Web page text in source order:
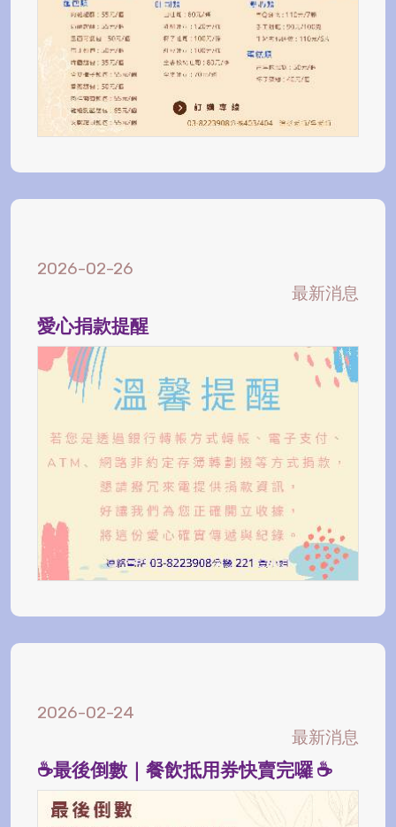
2026-02-26
最新消息
愛心捐款提醒
2026-02-24
最新消息
☕️最後倒數｜餐飲抵用券快賣完囉 ☕️